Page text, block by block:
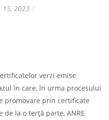
15, 2023
verzi emise
în care, în urma procesului
promovare prin certificate
la o terţă parte, ANRE